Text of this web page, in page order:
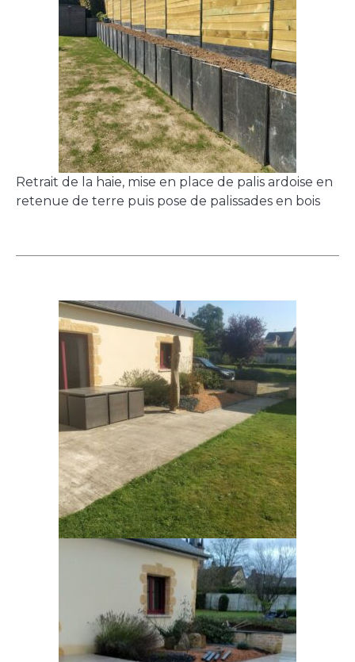
Retrait de la haie, mise en place de palis ardoise en
retenue de terre puis pose de palissades en bois